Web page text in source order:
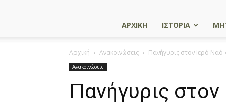
ΑΡΧΙΚΗ ΙΣΤΟΡΙΑ
Αρχική Ανακοινώσεις Πανήγυρις στον Ιερό
Ανακοινώσεις
Πανήγυρις